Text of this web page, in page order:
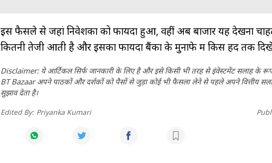
इस फैसले से जहां निवेशकों को फायदा हुआ, वहीं अब बाजार यह देखना
कितनी तेजी आती है और इसका फायदा बैंकों के मुनाफे में किस हद तक
Disclaimer: ये आर्टिकल सिर्फ जानकारी के लिए है और इसे किसी भी तरह से इंवेस्टमेंट सलाह के रूप
BT Bazaar अपने पाठकों और दर्शकों को पैसों से जुड़ा कोई भी फैसला लेने से पहले अपने वित्तीय
सुझाव देता है।
Edited By: Priyanka Kumari